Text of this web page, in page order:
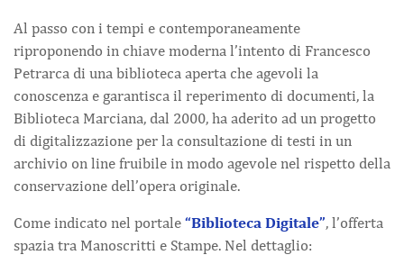
Al passo con i tempi e contemporaneamente
riproponendo in chiave moderna l’intento di Francesco
Petrarca di una biblioteca aperta che agevoli la
conoscenza e garantisca il reperimento di documenti, la
Biblioteca Marciana, dal 2000, ha aderito ad un progetto
di digitalizzazione per la consultazione di testi in un
archivio on line fruibile in modo agevole nel rispetto della
conservazione dell’opera originale.
Come indicato nel portale “Biblioteca Digitale”, l’offerta
spazia tra Manoscritti e Stampe. Nel dettaglio: